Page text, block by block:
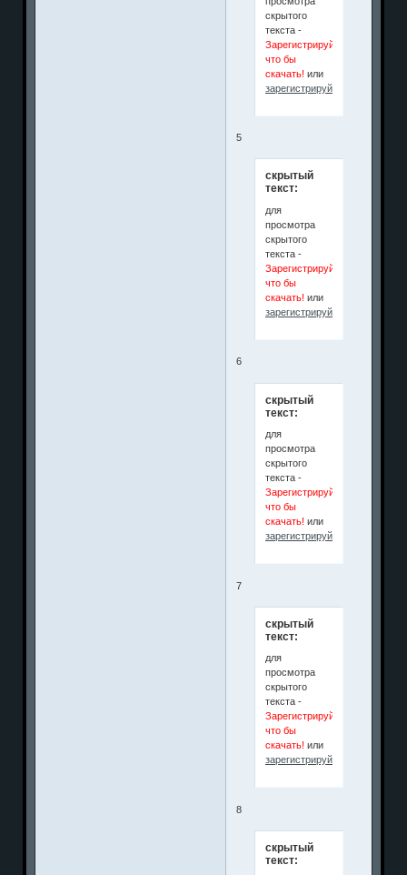
скрытого
текста -
Зарегистрируйся
что бы
скачать! или
зарегистрируйтесь
5
скрытый
текст:
для
просмотра
скрытого
текста -
Зарегистрируйся
что бы
скачать! или
зарегистрируйтесь
6
скрытый
текст:
для
просмотра
скрытого
текста -
Зарегистрируйся
что бы
скачать! или
зарегистрируйтесь
7
скрытый
текст:
для
просмотра
скрытого
текста -
Зарегистрируйся
что бы
скачать! или
зарегистрируйтесь
8
скрытый
текст: